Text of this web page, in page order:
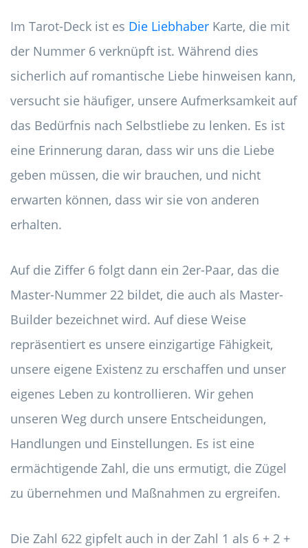
Im Tarot-Deck ist es Die Liebhaber Karte, die mit
der Nummer 6 verknüpft ist. Während dies
sicherlich auf romantische Liebe hinweisen kann,
versucht sie häufiger, unsere Aufmerksamkeit auf
das Bedürfnis nach Selbstliebe zu lenken. Es ist
eine Erinnerung daran, dass wir uns die Liebe
geben müssen, die wir brauchen, und nicht
erwarten können, dass wir sie von anderen
erhalten.
Auf die Ziffer 6 folgt dann ein 2er-Paar, das die
Master-Nummer 22 bildet, die auch als Master-
Builder bezeichnet wird. Auf diese Weise
repräsentiert es unsere einzigartige Fähigkeit,
unsere eigene Existenz zu erschaffen und unser
eigenes Leben zu kontrollieren. Wir gehen
unseren Weg durch unsere Entscheidungen,
Handlungen und Einstellungen. Es ist eine
ermächtigende Zahl, die uns ermutigt, die Zügel
zu übernehmen und Maßnahmen zu ergreifen.
Die Zahl 622 gipfelt auch in der Zahl 1 als 6 + 2 +